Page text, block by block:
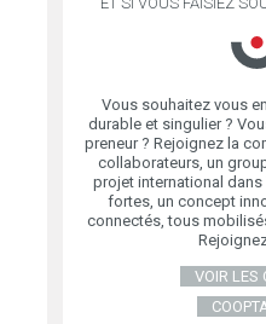
Vous souhaitez vous
durable et singulier ?
preneur ? Rejoignez la
collaborateurs, un
projet international
fortes, un concept
connectés, tous
VOIR LES